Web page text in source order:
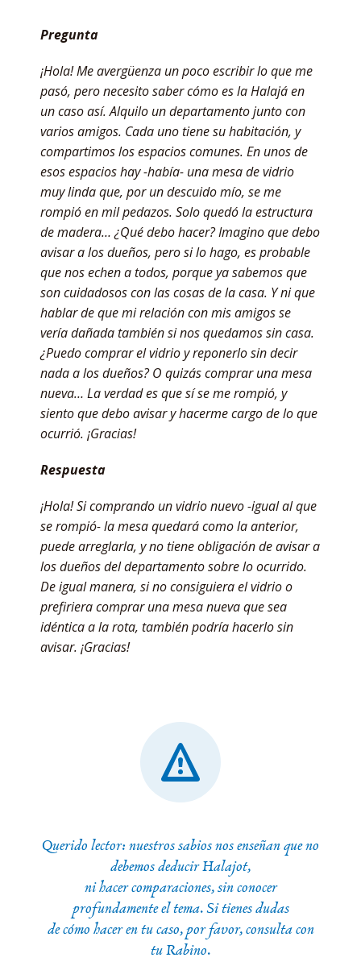
Pregunta
¡Hola! Me avergüenza un poco escribir lo que me
pasó, pero necesito saber cómo es la Halajá en
un caso así. Alquilo un departamento junto con
varios amigos. Cada uno tiene su habitación, y
compartimos los espacios comunes. En unos de
esos espacios hay -había- una mesa de vidrio
muy linda que, por un descuido mío, se me
rompió en mil pedazos. Solo quedó la estructura
de madera… ¿Qué debo hacer? Imagino que debo
avisar a los dueños, pero si lo hago, es probable
que nos echen a todos, porque ya sabemos que
son cuidadosos con las cosas de la casa. Y ni que
hablar de que mi relación con mis amigos se
vería dañada también si nos quedamos sin casa.
¿Puedo comprar el vidrio y reponerlo sin decir
nada a los dueños? O quizás comprar una mesa
nueva… La verdad es que sí se me rompió, y
siento que debo avisar y hacerme cargo de lo que
ocurrió. ¡Gracias!
Respuesta
¡Hola! Si comprando un vidrio nuevo -igual al que
se rompió- la mesa quedará como la anterior,
puede arreglarla, y no tiene obligación de avisar a
los dueños del departamento sobre lo ocurrido.
De igual manera, si no consiguiera el vidrio o
prefiriera comprar una mesa nueva que sea
idéntica a la rota, también podría hacerlo sin
avisar. ¡Gracias!
Querido lector: nuestros sabios nos enseñan que no
debemos deducir Halajot,
ni hacer comparaciones, sin conocer
profundamente el tema. Si tienes dudas
de cómo hacer en tu caso, por favor, consulta con
tu Rabino.